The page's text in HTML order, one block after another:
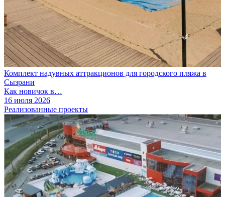
Комплект надувных аттракционов для городского пляжа в
Сызрани
Как новичок в…
16 июля 2026
Реализованные проекты